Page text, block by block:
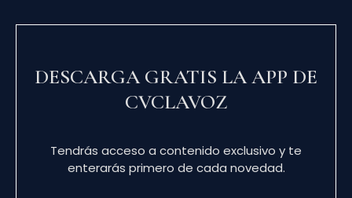
DESCARGA GRATIS LA APP DE
CVCLAVOZ
Tendrás acceso a contenido exclusivo y te
enterarás primero de cada novedad.